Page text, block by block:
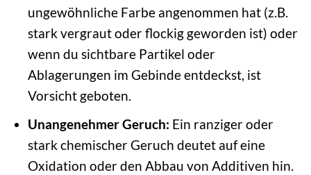
ungewöhnliche Farbe angenommen hat (z.B.
stark vergraut oder flockig geworden ist) oder
wenn du sichtbare Partikel oder
Ablagerungen im Gebinde entdeckst, ist
Vorsicht geboten.
Unangenehmer Geruch: Ein ranziger oder
stark chemischer Geruch deutet auf eine
Oxidation oder den Abbau von Additiven hin.